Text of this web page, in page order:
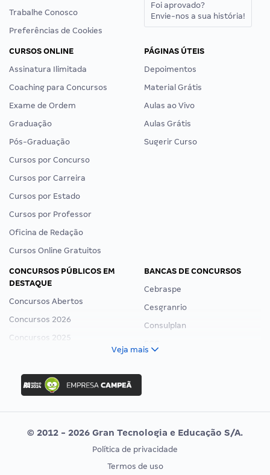
Trabalhe Conosco
Preferências de Cookies
Foi aprovado?
Envie-nos a sua história!
CURSOS ONLINE
Assinatura Ilimitada
Coaching para Concursos
Exame de Ordem
Graduação
Pós-Graduação
Cursos por Concurso
Cursos por Carreira
Cursos por Estado
Cursos por Professor
Oficina de Redação
Cursos Online Gratuitos
PÁGINAS ÚTEIS
Depoimentos
Material Grátis
Aulas ao Vivo
Aulas Grátis
Sugerir Curso
CONCURSOS PÚBLICOS EM
DESTAQUE
Concursos Abertos
Concursos 2026
Concursos 2025
Concurso Ibama
Concurso MPU
Editais publicados
BANCAS DE CONCURSOS
Cebraspe
Cesgranrio
Consulplan
Vunesp
CONCURSOS POR PROFISSÃO
EXAME DE ORDEM
Veja mais
© 2012 - 2026 Gran Tecnologia e Educação S/A.
Política de privacidade
Termos de uso